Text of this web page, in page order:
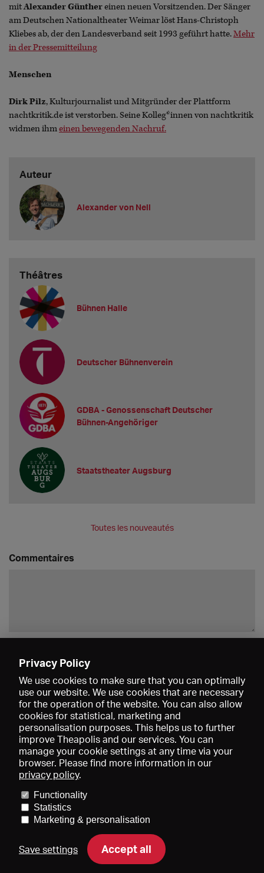
mitAlexander Günthereinen neuen Vorsitzenden. Der Sänger
am Deutschen Nationaltheater Weimar löst Hans-Christoph
Kliebes ab, der den Landesverband seit 1993 geführt hatte.Mehr
in der Pressemitteilung
Menschen
Dirk Pilz, Kulturjournalist und Mitgründer der Plattform
nachtkritik.de ist verstorben. Seine Kolleg*innen von nachtkritik
widmen ihmeinen bewegenden Nachruf.
Auteur
Alexander von Nell
Théâtres
Bühnen Halle
Deutscher Bühnenverein
GDBA - Genossenschaft Deutscher
Bühnen-Angehöriger
Staatstheater Augsburg
Toutes les nouveautés
Commentaires
Données médiatiques
Conditions générales de vente
Contact
Aide Newsletter
Privacy Policy
We use cookies to make sure that you can optimally
use our website. We use cookies that are necessary
for the operation of the website. You can also allow
cookies for statistical, marketing and
personalisation purposes. This helps us to further
improve Theapolis and our services. You can
manage your cookie settings at any time via your
browser. Please find more information in our
privacy policy.
Functionality
Statistics
Marketing & personalisation
Save settings Accept all